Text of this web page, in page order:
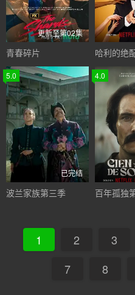
更新至第02集
青春碎片 哈利的绝
5.0
已完结
波兰家族第三季
4.0
百年孤独
1 2 3
7
8